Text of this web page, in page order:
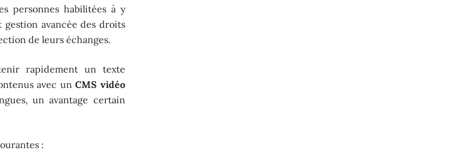
personnes habilitées à y
avancée des droits
de leurs échanges.
rapidement un texte
avec unCMS vidéo
un avantage certain
: